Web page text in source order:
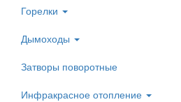
Горелки
Дымоходы
Затворы поворотные
Инфракрасное отопление